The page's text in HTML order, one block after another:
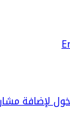
لإضافة